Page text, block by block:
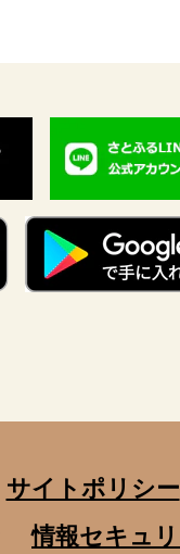
サイトポリシー
情報セキュ